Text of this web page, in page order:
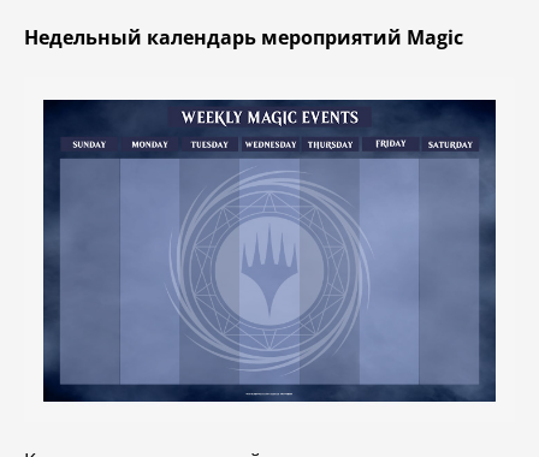
Недельный календарь мероприятий Magic